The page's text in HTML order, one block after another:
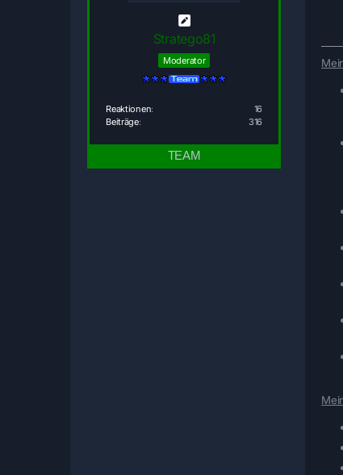
Stratego81
Moderator
Reaktionen
16
Beiträge
316